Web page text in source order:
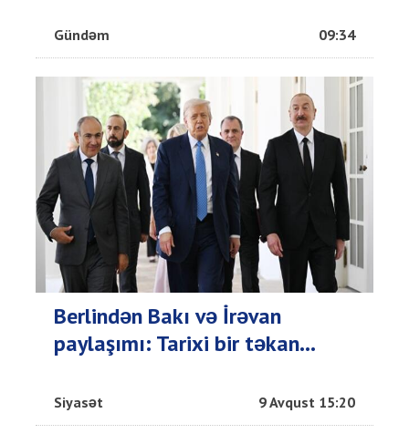
Gündəm 09:34
Berlindən Bakı və İrəvan
paylaşımı: Tarixi bir təkan...
Siyasət 9 Avqust 15:20